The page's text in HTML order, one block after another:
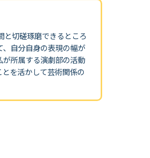
と切磋琢磨できるところ
自分自身の表現の幅が
が所属する演劇部の活動
を活かして芸術関係の